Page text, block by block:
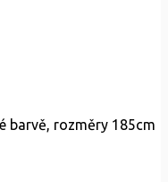
barvě, rozměry 185cm